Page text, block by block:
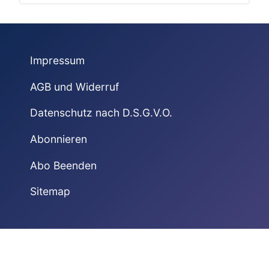
Impressum
AGB und Widerruf
Datenschutz nach D.S.G.V.O.
Abonnieren
Abo Beenden
Sitemap